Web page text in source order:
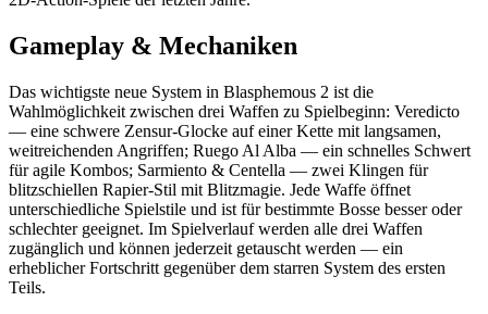
Gameplay & Mechaniken
Das wichtigste neue System in Blasphemous 2 ist die
Wahlmöglichkeit zwischen drei Waffen zu Spielbeginn: Veredicto
— eine schwere Zensur-Glocke auf einer Kette mit langsamen,
weitreichenden Angriffen; Ruego Al Alba — ein schnelles Schwert
für agile Kombos; Sarmiento & Centella — zwei Klingen für
blitzschiellen Rapier-Stil mit Blitzmagie. Jede Waffe öffnet
unterschiedliche Spielstile und ist für bestimmte Bosse besser oder
schlechter geeignet. Im Spielverlauf werden alle drei Waffen
zugänglich und können jederzeit getauscht werden — ein
erheblicher Fortschritt gegenüber dem starren System des ersten
Teils.